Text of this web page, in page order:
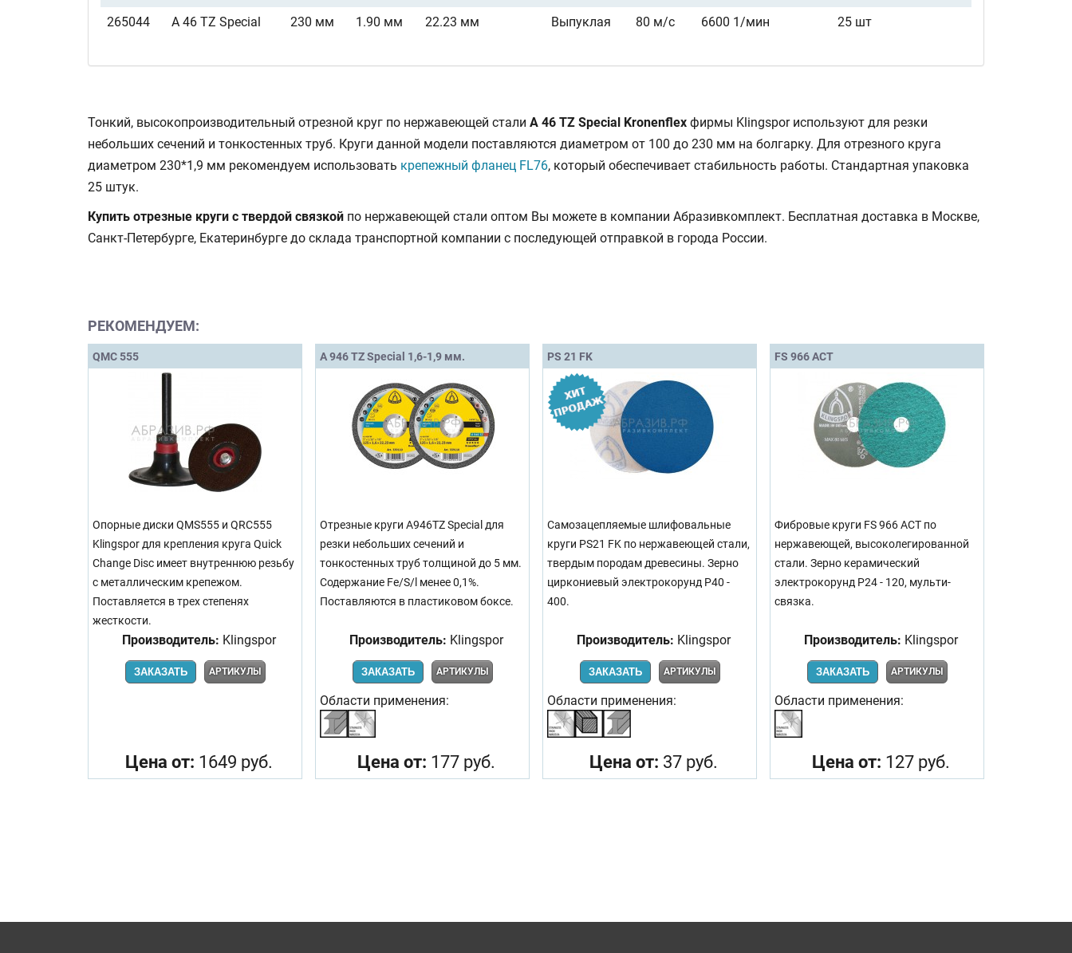
265044
A 46 TZ Special 230 мм 1.90 мм 22.23 мм Выпуклая 80 м/с 6600 1/мин 25 шт
Тонкий, высокопроизводительный отрезной круг по нержавеющей стали A 46 TZ Special Kronenflex фирмы Klingspor используют для резки
небольших сечений и тонкостенных труб. Круги данной модели поставляются диаметром от 100 до 230 мм на болгарку. Для отрезного круга
диаметром 230*1,9 мм рекомендуем использовать крепежный фланец FL76, который обеспечивает стабильность работы. Стандартная упаковка
25 штук.
Купить отрезные круги с твердой связкой по нержавеющей стали оптом Вы можете в компании Абразивкомплект. Бесплатная доставка в Москве,
Санкт-Петербурге, Екатеринбурге до склада транспортной компании с последующей отправкой в города России.
РЕКОМЕНДУЕМ:
QMC 555
Опорные диски QMS555 и QRC555
Klingspor для крепления круга Quick
Change Disc имеет внутреннюю резьбу
с металлическим крепежом.
Поставляется в трех степенях
жесткости.
Производитель: Klingspor
ЗАКАЗАТЬ АРТИКУЛЫ
Цена от: 1649 руб.
A 946 TZ Special 1,6-1,9 мм.
Отрезные круги A946TZ Special для
резки небольших сечений и
тонкостенных труб толщиной до 5 мм.
Содержание Fe/S/l менее 0,1%.
Поставляются в пластиковом боксе.
Производитель: Klingspor
ЗАКАЗАТЬ АРТИКУЛЫ
Области применения:
Цена от: 177 руб.
PS 21 FK
Самозацепляемые шлифовальные
круги PS21 FK по нержавеющей стали,
твердым породам древесины. Зерно
циркониевый электрокорунд Р40 -
400.
Производитель: Klingspor
ЗАКАЗАТЬ АРТИКУЛЫ
Области применения:
Цена от: 37 руб.
FS 966 ACT
Фибровые круги FS 966 ACT по
нержавеющей, высоколегированной
стали. Зерно керамический
электрокорунд Р24 - 120, мульти-
связка.
Производитель: Klingspor
ЗАКАЗАТЬ АРТИКУЛЫ
Области применения:
Цена от: 127 руб.